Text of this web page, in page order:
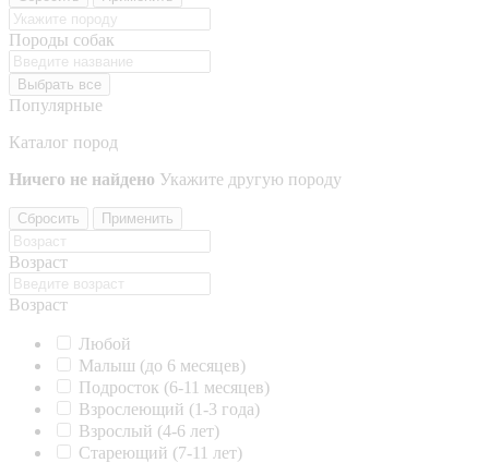
Породы собак
Выбрать все
Популярные
Каталог пород
Ничего не найдено Укажите другую породу
Сбросить Применить
Возраст
Возраст
Любой
Малыш (до 6 месяцев)
Подросток (6-11 месяцев)
Взрослеющий (1-3 года)
Взрослый (4-6 лет)
Стареющий (7-11 лет)